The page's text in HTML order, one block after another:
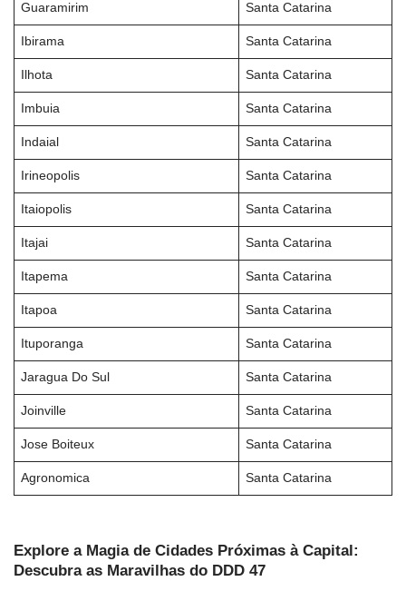
Guaramirim Santa Catarina
Ibirama Santa Catarina
Ilhota Santa Catarina
Imbuia Santa Catarina
Indaial Santa Catarina
Irineopolis Santa Catarina
Itaiopolis Santa Catarina
Itajai Santa Catarina
Itapema Santa Catarina
Itapoa Santa Catarina
Ituporanga Santa Catarina
Jaragua Do Sul Santa Catarina
Joinville Santa Catarina
Jose Boiteux Santa Catarina
Agronomica Santa Catarina
Explore a Magia de Cidades Próximas à Capital:
Descubra as Maravilhas do DDD 47